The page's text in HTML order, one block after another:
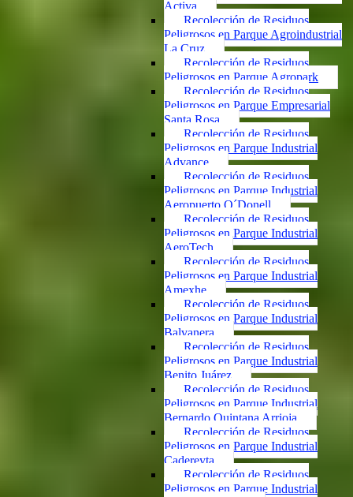
Activa
Recolección de Residuos
Peligrosos en Parque Agroindustrial
La Cruz
Recolección de Residuos
Peligrosos en Parque Agropark
Recolección de Residuos
Peligrosos en Parque Empresarial
Santa Rosa
Recolección de Residuos
Peligrosos en Parque Industrial
Advance
Recolección de Residuos
Peligrosos en Parque Industrial
Aeropuerto O´Donell
Recolección de Residuos
Peligrosos en Parque Industrial
AeroTech
Recolección de Residuos
Peligrosos en Parque Industrial
Amexhe
Recolección de Residuos
Peligrosos en Parque Industrial
Balvanera
Recolección de Residuos
Peligrosos en Parque Industrial
Benito Juárez
Recolección de Residuos
Peligrosos en Parque Industrial
Bernardo Quintana Arrioja
Recolección de Residuos
Peligrosos en Parque Industrial
Cadereyta
Recolección de Residuos
Peligrosos en Parque Industrial